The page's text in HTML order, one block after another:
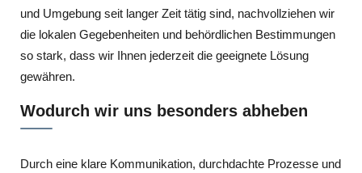
und Umgebung seit langer Zeit tätig sind, nachvollziehen wir
die lokalen Gegebenheiten und behördlichen Bestimmungen
so stark, dass wir Ihnen jederzeit die geeignete Lösung
gewähren.
Wodurch wir uns besonders abheben
Durch eine klare Kommunikation, durchdachte Prozesse und